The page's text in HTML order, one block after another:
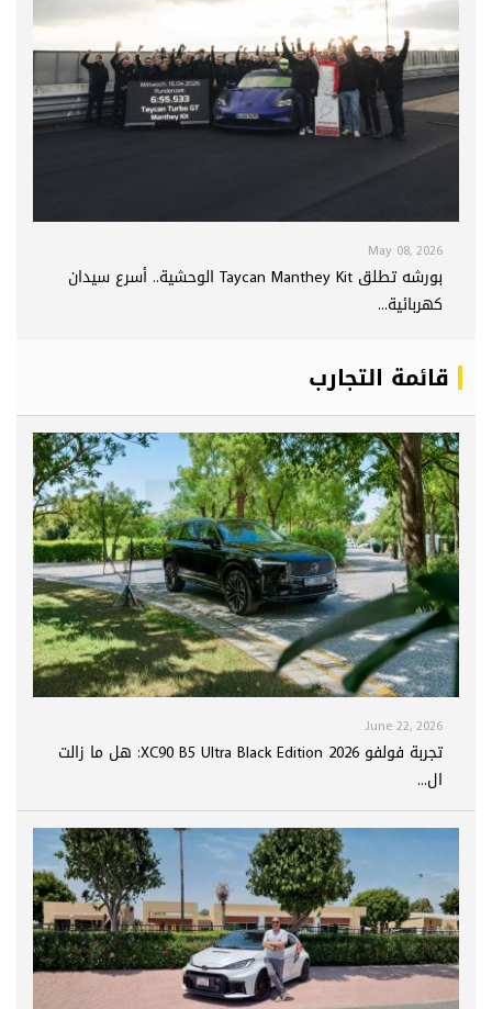
May 08, 2026
بورشه تطلق Taycan Manthey Kit الوحشية.. أسرع سيدان
كهربائية...
قائمة التجارب
June 22, 2026
تجربة فولفو XC90 B5 Ultra Black Edition 2026: هل ما زالت
ال...